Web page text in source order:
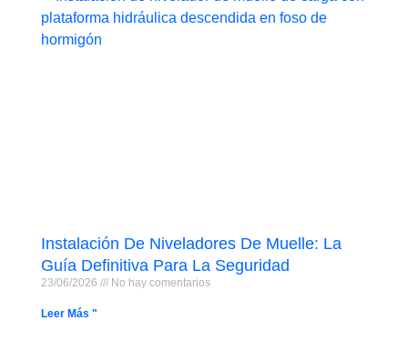
Instalación De Niveladores De Muelle: La
Guía Definitiva Para La Seguridad
23/06/2026 No hay comentarios
Leer Más "